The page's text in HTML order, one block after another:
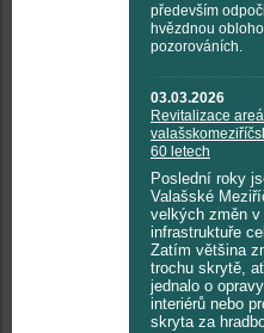
především
hvězdnou
pozorováních.
03.03.2026
Revitalizace
60 letech
Poslední roky
Valašské
velkých změn
infrastruktuře
Zatím většina
trochu skrytě,
jednalo o
interiérů nebo
skryta za